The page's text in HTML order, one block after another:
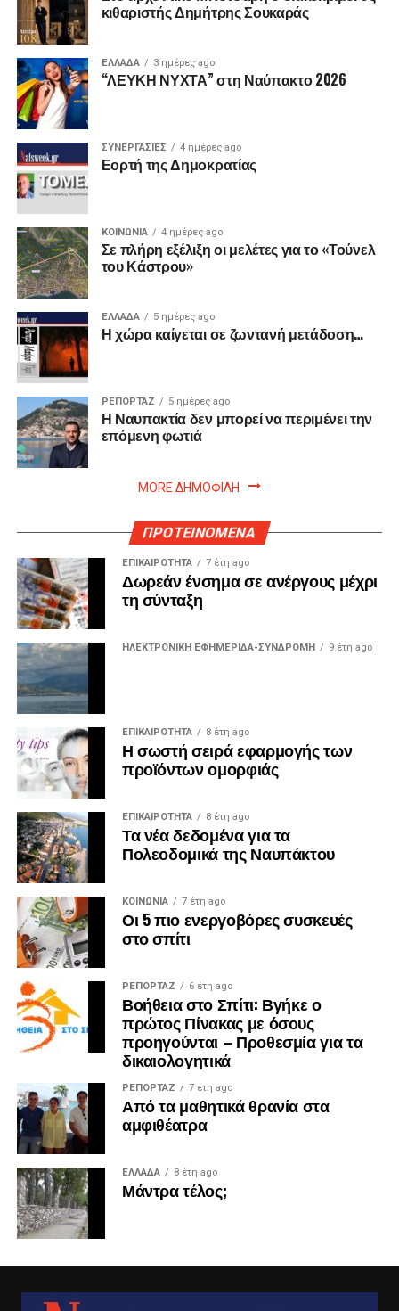
κιθαριστής Δημήτρης Σουκαράς
ΕΛΛΑΔΑ 3 ημέρες ago
“ΛΕΥΚΗ ΝΥΧΤΑ” στη Ναύπακτο 2026
ΣΥΝΕΡΓΑΣΙΕΣ 4 ημέρες ago
Εορτή της Δημοκρατίας
ΚΟΙΝΩΝΙΑ 4 ημέρες ago
Σε πλήρη εξέλιξη οι μελέτες για το «Τούνελ
του Κάστρου»
ΕΛΛΑΔΑ 5 ημέρες ago
Η χώρα καίγεται σε ζωντανή μετάδοση…
ΡΕΠΟΡΤΑΖ 5 ημέρες ago
Η Ναυπακτία δεν μπορεί να περιμένει την
επόμενη φωτιά
MORE ΔΗΜΟΦΙΛΗ
ΠΡΟΤΕΙΝΟΜΕΝΑ
ΕΠΙΚΑΙΡΟΤΗΤΑ 7 έτη ago
Δωρεάν ένσημα σε ανέργους μέχρι
τη σύνταξη
ΗΛΕΚΤΡΟΝΙΚΗ ΕΦΗΜΕΡΙΔΑ-ΣΥΝΔΡΟΜΗ 9 έτη ago
ΕΠΙΚΑΙΡΟΤΗΤΑ 8 έτη ago
Η σωστή σειρά εφαρμογής των
προϊόντων ομορφιάς
ΕΠΙΚΑΙΡΟΤΗΤΑ 8 έτη ago
Τα νέα δεδομένα για τα
Πολεοδομικά της Ναυπάκτου
ΚΟΙΝΩΝΙΑ 7 έτη ago
Οι 5 πιο ενεργοβόρες συσκευές
στο σπίτι
ΡΕΠΟΡΤΑΖ 6 έτη ago
Βοήθεια στο Σπίτι: Βγήκε ο
πρώτος Πίνακας με όσους
προηγούνται – Προθεσμία για τα
δικαιολογητικά
ΡΕΠΟΡΤΑΖ 7 έτη ago
Από τα μαθητικά θρανία στα
αμφιθέατρα
ΕΛΛΑΔΑ 8 έτη ago
Μάντρα τέλος;